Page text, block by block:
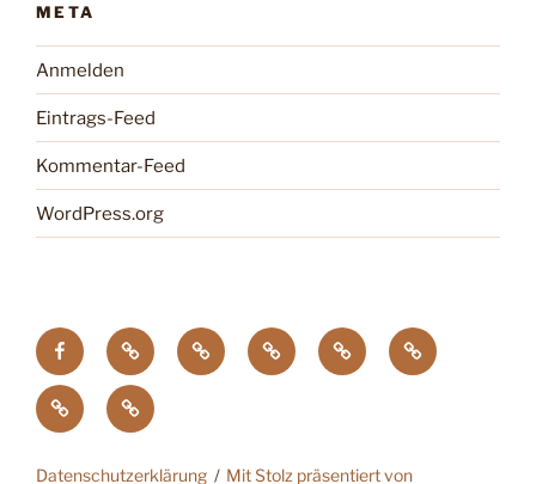
META
Anmelden
Eintrags-Feed
Kommentar-Feed
WordPress.org
facebook
GdZ
Tagung
Chemnitz
Zootier
des
Verband
der
DTG
Zoopresseschau
Stiftung
Artenschutz
Datenschutzerklärung Mit Stolz präsentiert von